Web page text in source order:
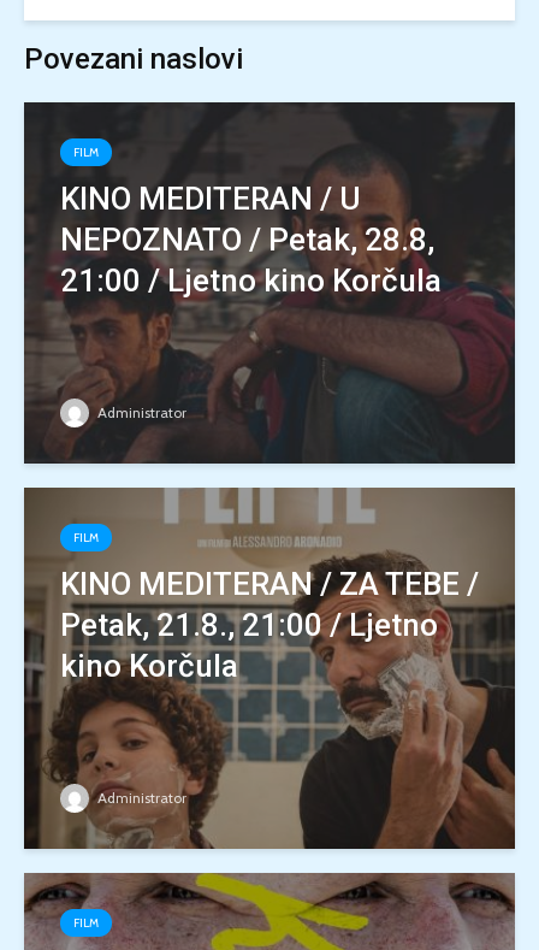
Povezani naslovi
FILM
KINO MEDITERAN / U
NEPOZNATO / Petak, 28.8,
21:00 / Ljetno kino Korčula
Administrator
FILM
KINO MEDITERAN / ZA TEBE /
Petak, 21.8., 21:00 / Ljetno
kino Korčula
Administrator
FILM